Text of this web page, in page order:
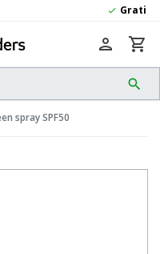
search
person shopping_cart
spray SPF50